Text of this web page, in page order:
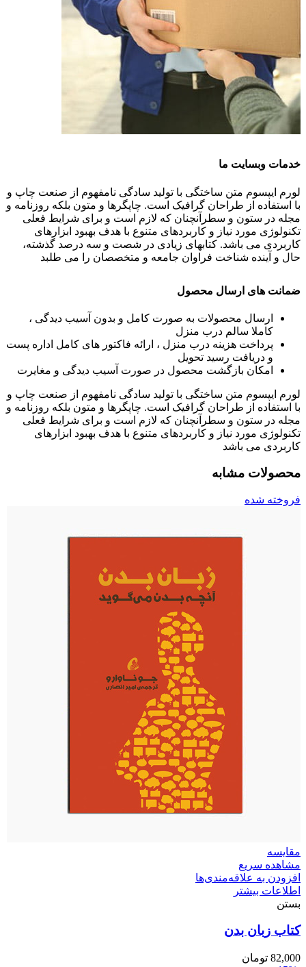
خدمات وبسایت ما
لورم ایپسوم متن ساختگی با تولید سادگی نامفهوم از صنعت چاپ و
با استفاده از طراحان گرافیک است. چاپگرها و متون بلکه روزنامه و
مجله در ستون و سطرآنچنان که لازم است و برای شرایط فعلی
تکنولوژی مورد نیاز و کاربردهای متنوع با هدف بهبود ابزارهای
کاربردی می باشد. کتابهای زیادی در شصت و سه درصد گذشته،
حال و آینده شناخت فراوان جامعه و متخصصان را می طلبد
ضمانت های ارسال محصول
ارسال محصولات به صورت کامل و بدون آسیب دیدگی ،
کاملا سالم درب منزل
پرداخت هزینه درب منزل ، ارائه فاکتور های کامل اداره پست
و دریافت رسید تحویل
امکان بازگشت محصول در صورت آسیب دیدگی و مغایرت
لورم ایپسوم متن ساختگی با تولید سادگی نامفهوم از صنعت چاپ و
با استفاده از طراحان گرافیک است. چاپگرها و متون بلکه روزنامه و
مجله در ستون و سطرآنچنان که لازم است و برای شرایط فعلی
تکنولوژی مورد نیاز و کاربردهای متنوع با هدف بهبود ابزارهای
کاربردی می باشد
محصولات مشابه
فروخته شده
مقایسه
مشاهده سریع
افزودن به علاقه‌مندی‌ها
اطلاعات بیشتر
بستن
کتاب زبان بدن
82,000 تومان